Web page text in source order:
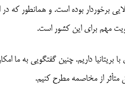
برخوردار بوده است. و همانطور
مهم برای این کشور است.
بریتانیا داریم. چنین گفتگویی به ما
از مخاصمه مطرح کنیم.